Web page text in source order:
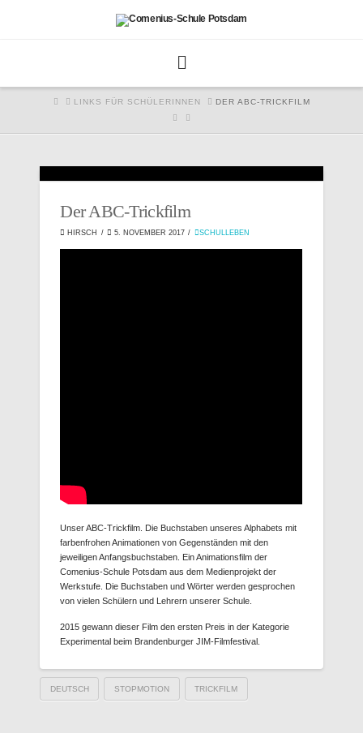
HOMELINKS FÜR SCHÜLERINNEN DER ABC-TRICKFILM
Der ABC-Trickfilm
HIRSCH 5. NOVEMBER 2017 SCHULLEBEN
Unser ABC-Trickfilm. Die Buchstaben unseres Alphabets mit
farbenfrohen Animationen von Gegenständen mit den
jeweiligen Anfangsbuchstaben. Ein Animationsfilm der
Comenius-Schule Potsdam aus dem Medienprojekt der
Werkstufe. Die Buchstaben und Wörter werden gesprochen
von vielen Schülern und Lehrern unserer Schule.
2015 gewann dieser Film den ersten Preis in der Kategorie
Experimental beim Brandenburger JIM-Filmfestival.
DEUTSCH STOPMOTION TRICKFILM